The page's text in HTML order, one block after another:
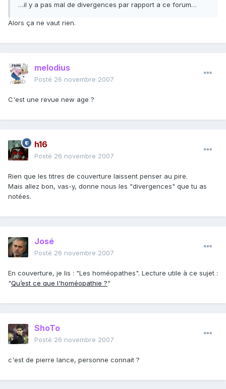
…il y a pas mal de divergences par rapport a ce forum…
Alors ça ne vaut rien.
melodius
Posté 26 novembre 2007
C'est une revue new age ?
h16
Posté 26 novembre 2007
Rien que les titres de couverture laissent penser au pire.
Mais allez bon, vas-y, donne nous les "divergences" que tu as
notées.
José
Posté 26 novembre 2007
En couverture, je lis : "Les homéopathes". Lecture utile à ce sujet :
"Qu’est ce que l'homéopathie ?"
ShoTo
Posté 26 novembre 2007
c'est de pierre lance, personne connait ?